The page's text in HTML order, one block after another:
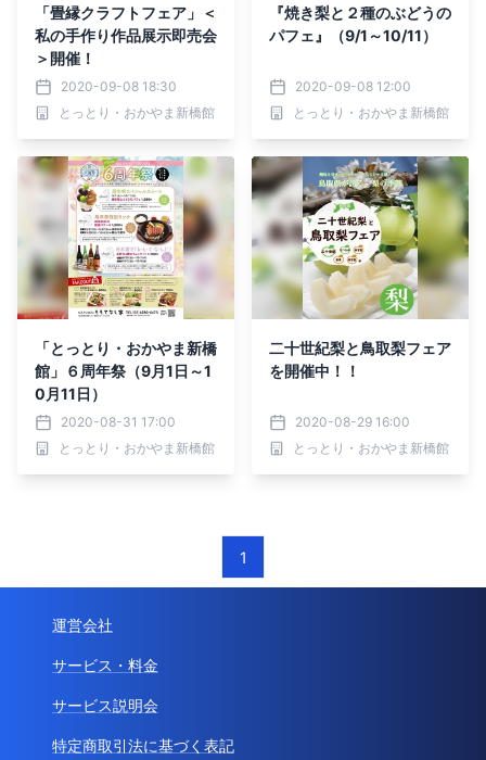
「畳縁クラフトフェア」＜
私の手作り作品展示即売会
＞開催！
2020-09-08 18:30
とっとり・おかやま新橋館
『焼き梨と２種のぶどうの
パフェ』（9/1～10/11）
2020-09-08 12:00
とっとり・おかやま新橋館
「とっとり・おかやま新橋
館」６周年祭（9月1日～1
0月11日）
2020-08-31 17:00
とっとり・おかやま新橋館
二十世紀梨と鳥取梨フェア
を開催中！！
2020-08-29 16:00
とっとり・おかやま新橋館
1
運営会社
サービス・料金
サービス説明会
特定商取引法に基づく表記